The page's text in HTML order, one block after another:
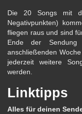
Die 20 Songs mit
Negativpunkten)
fliegen raus und sind
Ende der
anschließenden
jederzeit weitere
werden.
Linktipps
Alles für deinen